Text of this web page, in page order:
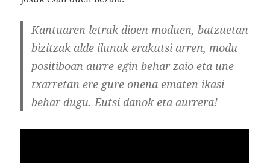
Kantuaren letrak dioen moduen, batzuetan
bizitzak alde ilunak erakutsi arren, modu
positiboan aurre egin behar zaio eta une
txarretan ere gure onena ematen ikasi
behar dugu. Eutsi danok eta aurrera!